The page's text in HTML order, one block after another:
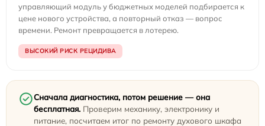
управляющий модуль у бюджетных моделей подбирается к
цене нового устройства, а повторный отказ — вопрос
времени. Ремонт превращается в лотерею.
ВЫСОКИЙ РИСК РЕЦИДИВА
Сначала диагностика, потом решение — она
бесплатная. Проверим механику, электронику и
питание, посчитаем итог по ремонту духового шкафа